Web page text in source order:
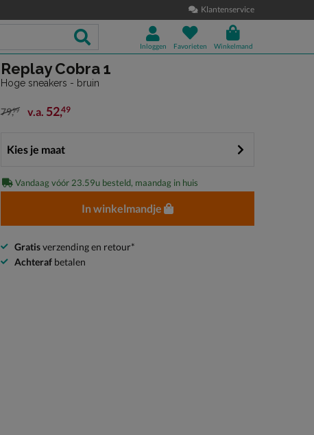
Klantenservice
Inloggen Favorieten Winkelmand
Replay Cobra 1
Hoge sneakers - bruin
van € 79,99 vanaf € 52,49
79,99 v.a. 52,49
Kies je maat
Vandaag vóór 23.59u besteld, maandag in huis
In winkelmandje
Gratisverzending en retour*
Achteraf betalen